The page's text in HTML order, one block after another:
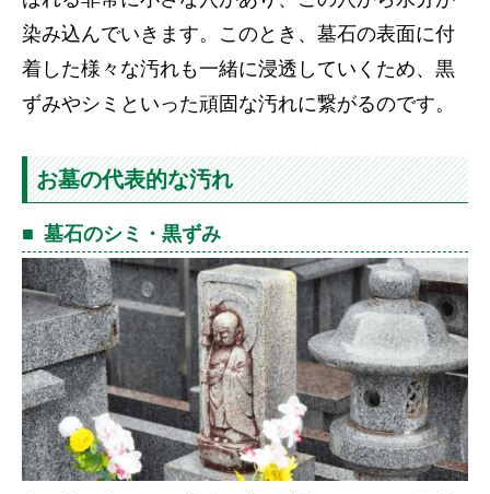
染み込んでいきます。このとき、墓石の表面に付
着した様々な汚れも一緒に浸透していくため、黒
ずみやシミといった頑固な汚れに繋がるのです。
お墓の代表的な汚れ
墓石のシミ・黒ずみ